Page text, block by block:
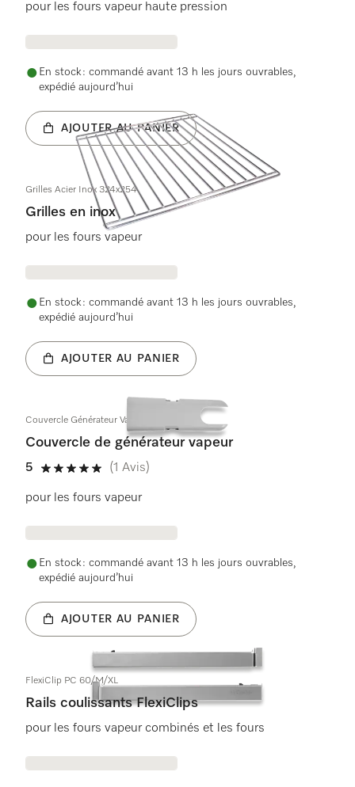
pour les fours vapeur haute pression
En stock : commandé avant 13 h les jours ouvrables,
expédié aujourd’hui
AJOUTER AU PANIER
Grilles Acier Inox 324x254
Grilles en inox
pour les fours vapeur
En stock : commandé avant 13 h les jours ouvrables,
expédié aujourd’hui
AJOUTER AU PANIER
Couvercle Générateur Vapeur
Couvercle de générateur vapeur
5
5 étoiles sur 5
(1 Avis)
pour les fours vapeur
En stock : commandé avant 13 h les jours ouvrables,
expédié aujourd’hui
AJOUTER AU PANIER
FlexiClip PC 60/M/XL
Rails coulissants FlexiClips
pour les fours vapeur combinés et les fours